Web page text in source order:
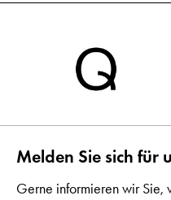
Melden Sie sich für
Gerne informieren wir Sie,